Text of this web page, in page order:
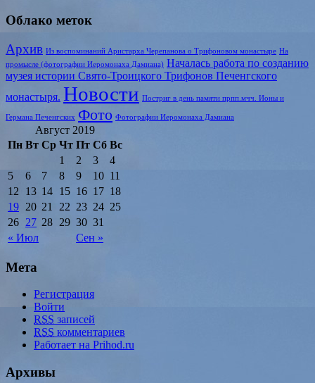
Облако меток
Архив Из воспоминаний Аристарха Черепанова о Трифоновом монастыре На
промысле (фотографии Иеромонаха Дамиана) Началась работа по созданию
музея истории Свято-Троицкого Трифонов Печенгского
монастыря. Новости Постриг в день памяти прпп.мчч. Ионы и
Германа Печенгских Фото Фотографии Иеромонаха Дамиана
Август 2019
Пн Вт Ср Чт Пт Сб Вс
« Июл Сен »
1 2 3
4
5
6 7 8 9 10 11
12
13 14 15 16 17 18
19 20 21 22 23 24 25
26 27 28 29 30 31
Мета
Регистрация
Войти
RSS записей
RSS комментариев
Работает на Prihod.ru
Архивы